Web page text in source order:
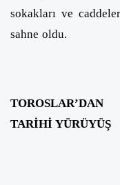
sokakları ve
sahne oldu.
TARİHİ YÜRÜYÜŞ